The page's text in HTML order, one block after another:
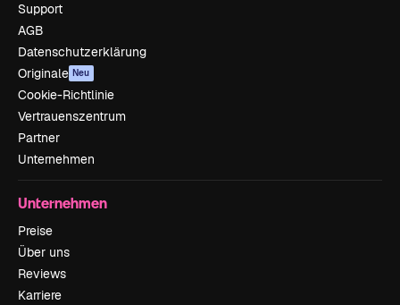
Support
AGB
Datenschutzerklärung
Originale Neu
Cookie-Richtlinie
Vertrauenszentrum
Partner
Unternehmen
Unternehmen
Preise
Über uns
Reviews
Karriere